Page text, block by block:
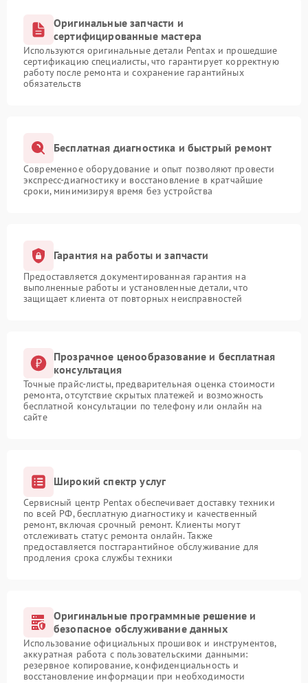
Оригинальные запчасти и
сертифицированные мастера
Используются оригинальные детали Pentax и прошедшие
сертификацию специалисты, что гарантирует корректную
работу после ремонта и сохранение гарантийных
обязательств
Бесплатная диагностика и быстрый ремонт
Современное оборудование и опыт позволяют провести
экспресс-диагностику и восстановление в кратчайшие
сроки, минимизируя время без устройства
Гарантия на работы и запчасти
Предоставляется документированная гарантия на
выполненные работы и установленные детали, что
защищает клиента от повторных неисправностей
Прозрачное ценообразование и бесплатная
консультация
Точные прайс-листы, предварительная оценка стоимости
ремонта, отсутствие скрытых платежей и возможность
бесплатной консультации по телефону или онлайн на
сайте
Широкий спектр услуг
Сервисный центр Pentax обеспечивает доставку техники
по всей РФ, бесплатную диагностику и качественный
ремонт, включая срочный ремонт. Клиенты могут
отслеживать статус ремонта онлайн. Также
предоставляется постгарантийное обслуживание для
продления срока службы техники
Оригинальные программные решение и
безопасное обслуживание данных
Использование официальных прошивок и инструментов,
аккуратная работа с пользовательскими данными:
резервное копирование, конфиденциальность и
восстановление информации при необходимости